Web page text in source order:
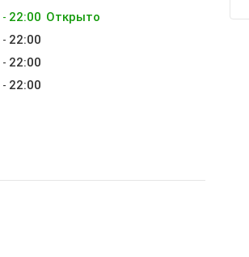
- 22:00 Открыто
- 22:00
- 22:00
- 22:00